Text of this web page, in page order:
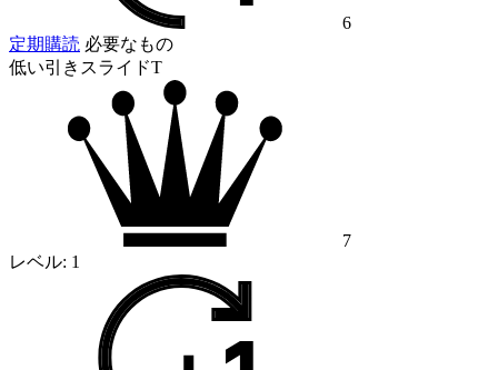
6
定期購読 必要なもの
低い引きスライドT
7
レベル: 1